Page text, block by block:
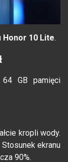
Honor 10 Lite.
GB pamięci
kropli wody.
ekranu
90%.